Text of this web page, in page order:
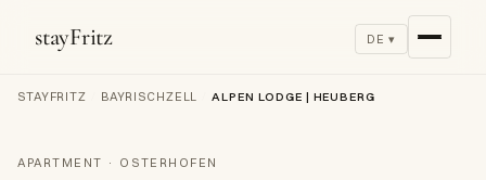
stayFritz DE ▾
STAYFRITZ BAYRISCHZELL ALPEN LODGE | HEUBERG
APARTMENT · OSTERHOFEN